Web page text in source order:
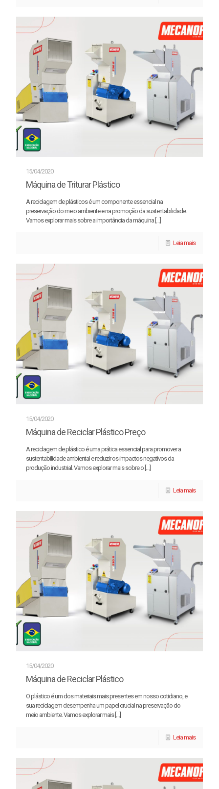
15/04/2020
Máquina de Triturar Plástico
A reciclagem de plásticos é um componente essencial na
preservação do meio ambiente e na promoção da sustentabilidade.
Vamos explorar mais sobre a importância da máquina […]
Leia mais
15/04/2020
Máquina de Reciclar Plástico Preço
A reciclagem de plástico é uma prática essencial para promover a
sustentabilidade ambiental e reduzir os impactos negativos da
produção industrial. Vamos explorar mais sobre o […]
Leia mais
15/04/2020
Máquina de Reciclar Plástico
O plástico é um dos materiais mais presentes em nosso cotidiano, e
sua reciclagem desempenha um papel crucial na preservação do
meio ambiente. Vamos explorar mais[…]
Leia mais